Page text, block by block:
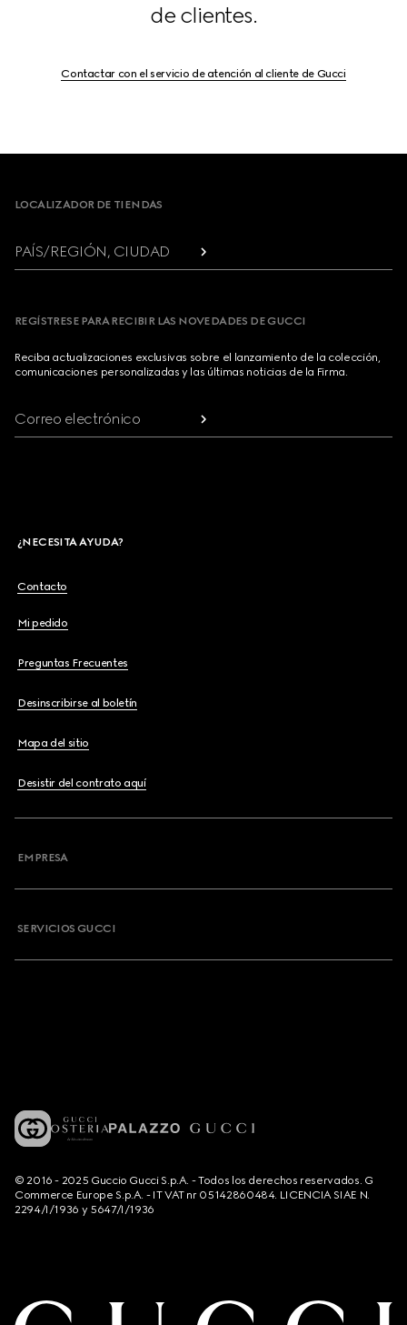
de clientes.
Contactar con el servicio de atención al cliente de Gucci
LOCALIZADOR DE TIENDAS
PAÍS/REGIÓN, CIUDAD
REGÍSTRESE PARA RECIBIR LAS NOVEDADES DE GUCCI
Reciba actualizaciones exclusivas sobre el lanzamiento de la colección,
comunicaciones personalizadas y las últimas noticias de la Firma.
Correo electrónico
¿NECESITA AYUDA?
Contacto
Mi pedido
Preguntas Frecuentes
Desinscribirse al boletín
Mapa del sitio
Desistir del contrato aquí
EMPRESA
SERVICIOS GUCCI
© 2016 - 2025 Guccio Gucci S.p.A. - Todos los derechos reservados. G
Commerce Europe S.p.A. - IT VAT nr 05142860484. LICENCIA SIAE N.
2294/I/1936 y 5647/I/1936